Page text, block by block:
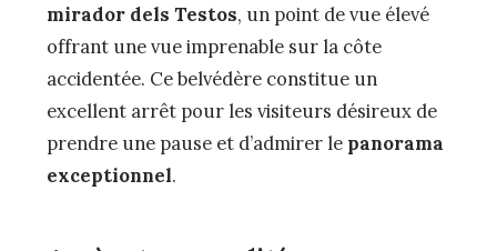
mirador dels Testos, un point de vue élevé
offrant une vue imprenable sur la côte
accidentée. Ce belvédère constitue un
excellent arrêt pour les visiteurs désireux de
prendre une pause et d’admirer le panorama
exceptionnel.